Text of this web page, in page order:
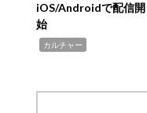
iOS/Androidで配信開
始
カルチャー